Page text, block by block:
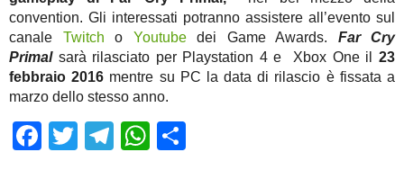
convention. Gli interessati potranno assistere all’evento sul
canale Twitch o Youtubedei Game Awards. Far Cry
Primalsarà rilasciato per Playstation 4 e Xbox One il 23
febbraio 2016 mentre su PC la data di rilascio è fissata a
marzo dello stesso anno.
Facebook
TwitterTelegram
WhatsApp